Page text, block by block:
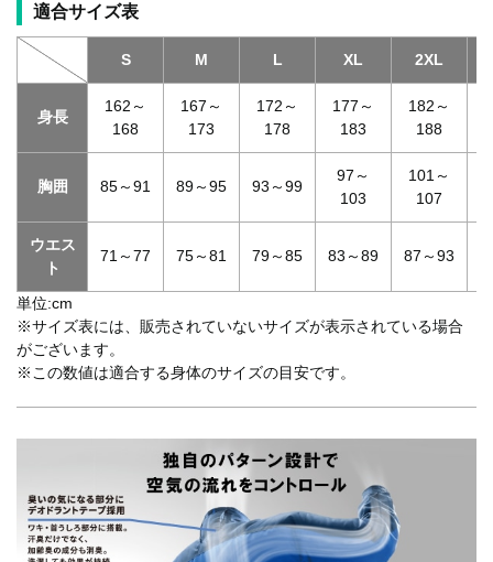
適合サイズ表
S M L XL 2XL
身長
162～
168
167～
173
172～
178
177～
183
182～
188
胸囲 85～91 89～95 93～99
97～
103
101～
107
ウエス
ト
71～77 75～81 79～85 83～89 87～93
単位:cm
※サイズ表には、販売されていないサイズが表示されている場合
がございます。
※この数値は適合する身体のサイズの目安です。